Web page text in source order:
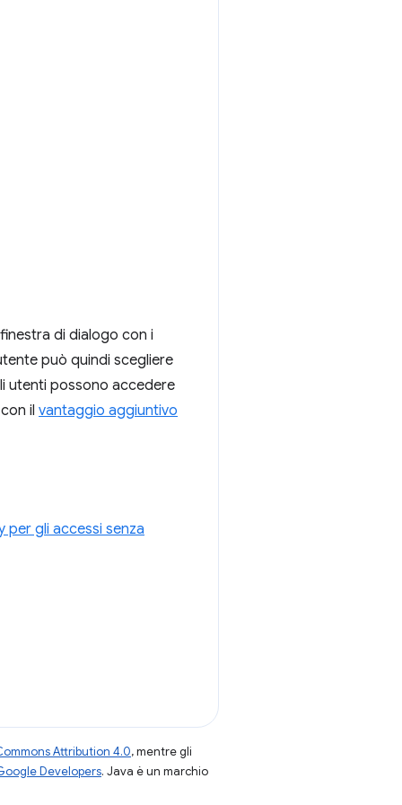
di dialogo con i
può quindi scegliere
utenti possono accedere
il vantaggio aggiuntivo
per gli accessi senza
Attribution 4.0, mentre gli
Developers. Java è un marchio